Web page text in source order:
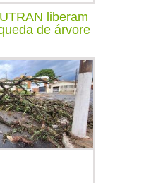
liberam
de árvore